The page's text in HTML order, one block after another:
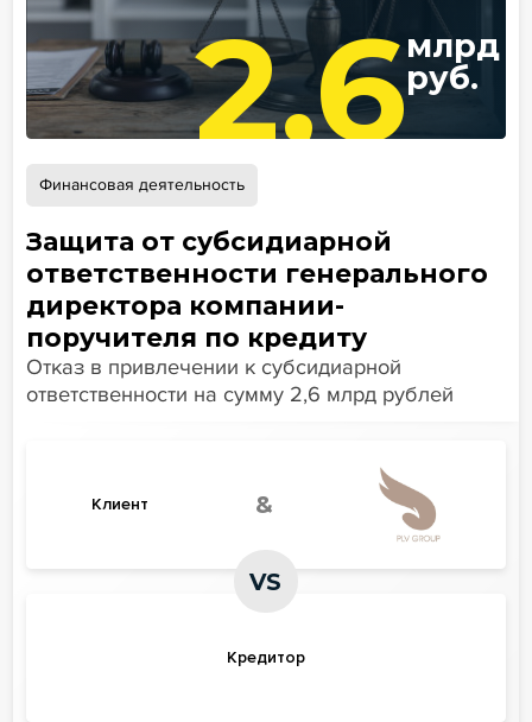
2,6млрд
руб.
Финансовая деятельность
Защита от субсидиарной
ответственности генерального
директора компании-
поручителя по кредиту
Отказ в привлечении к субсидиарной
ответственности на сумму 2,6 млрд рублей
Клиент &
VS
Кредитор